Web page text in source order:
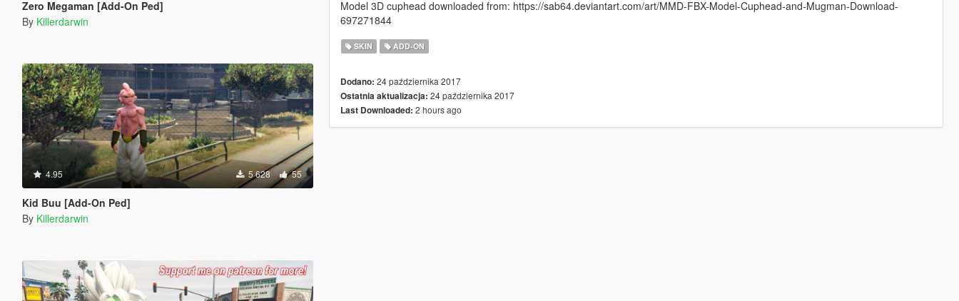
Zero Megaman [Add-On Ped]
By Killerdarwin
4.95 5 628 55
Kid Buu [Add-On Ped]
By Killerdarwin
Model 3D cuphead downloaded from: https://sab64.deviantart.com/art/MMD-FBX-Model-Cuphead-and-Mugman-Download-
697271844
SKIN ADD-ON
Dodano: 24 października 2017
Ostatnia aktualizacja: 24 października 2017
Last Downloaded: 2 hours ago